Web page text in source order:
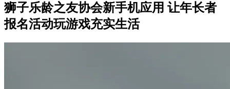
狮子乐龄之友协会新手机应用 让年长者
报名活动玩游戏充实生活